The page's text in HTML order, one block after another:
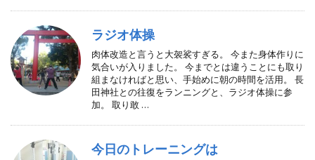
ラジオ体操
肉体改造と言うと大袈裟すぎる。 今また身体作りに
気合いが入りました。 今までとは違うことにも取り
組まなければと思い、手始めに朝の時間を活用。 長
田神社との往復をランニングと、ラジオ体操に参
加。 取り敢 …
今日のトレーニングは